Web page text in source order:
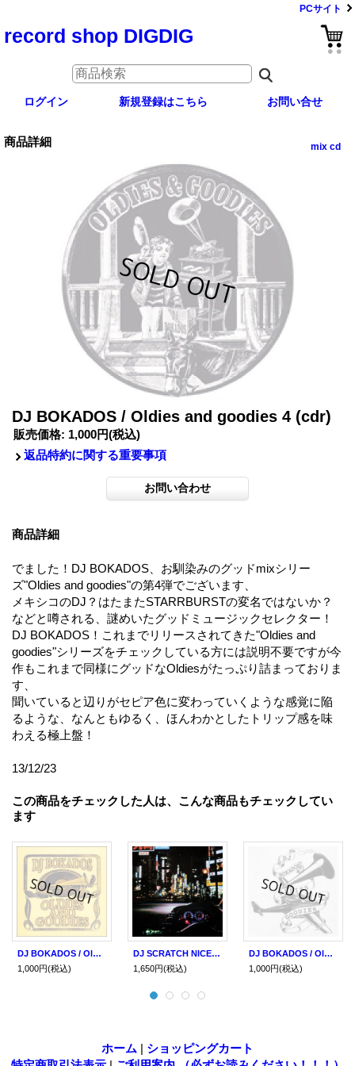
PCサイト
record shop DIGDIG
ログイン 新規登録はこちら お問い合せ
商品詳細 mix cd
DJ BOKADOS / Oldies and goodies 4 (cdr)
販売価格: 1,000円(税込)
返品特約に関する重要事項
商品詳細
でました！DJ BOKADOS、お馴染みのグッドmixシリー
ズ"Oldies and goodies"の第4弾でございます、
メキシコのDJ？はたまたSTARRBURSTの変名ではないか？
などと噂される、謎めいたグッドミュージックセレクター！
DJ BOKADOS！これまでリリースされてきた"Oldies and
goodies"シリーズをチェックしている方には説明不要ですが今
作もこれまで同様にグッドなOldiesがたっぷり詰まっておりま
す、
聞いていると辺りがセピア色に変わっていくような感覚に陥
るような、なんともゆるく、ほんわかとしたトリップ感を味
わえる極上盤！
13/12/23
この商品をチェックした人は、こんな商品もチェックしてい
ます
DJ BOKADOS / Oldies and goodies 5 (cdr)
1,000円(税込)
DJ SCRATCH NICE & Fitz Ambro$e / Scratch joints (cdr) Pbm
1,650円(税込)
DJ BOKADOS / Oldies & goodies 3 (cdr)
1,000円(税込)
ホーム | ショッピングカート